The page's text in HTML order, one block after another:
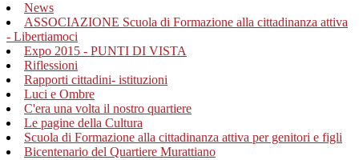
News
ASSOCIAZIONE Scuola di Formazione alla cittadinanza attiva
- Libertiamoci
Expo 2015 - PUNTI DI VISTA
Riflessioni
Rapporti cittadini- istituzioni
Luci e Ombre
C'era una volta il nostro quartiere
Le pagine della Cultura
Scuola di Formazione alla cittadinanza attiva per genitori e figli
Bicentenario del Quartiere Murattiano